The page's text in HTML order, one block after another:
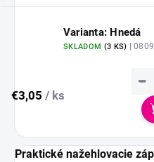
Varianta: Hnedá
SKLADOM (3 KS) |
€3,05 / ks
−
Praktické nažehlovacie